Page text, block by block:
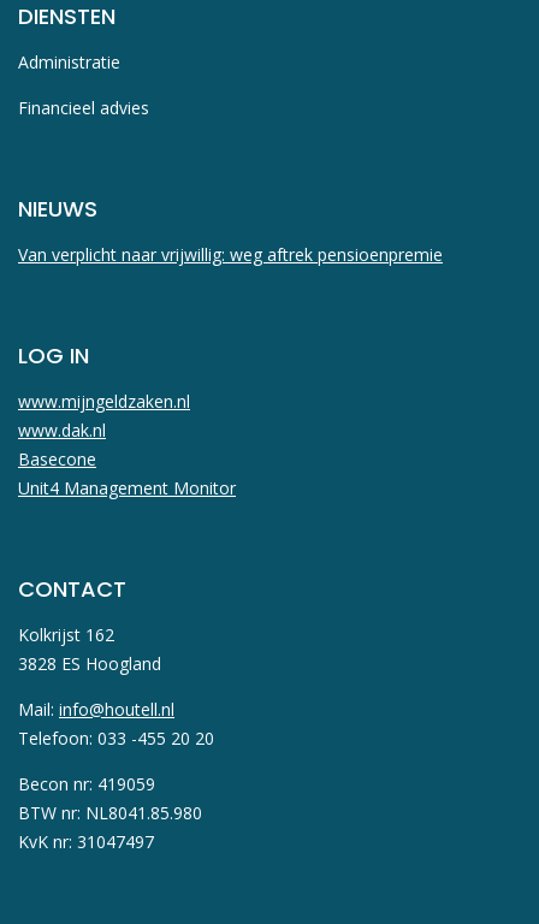
DIENSTEN
Administratie
Financieel advies
NIEUWS
Van verplicht naar vrijwillig: weg aftrek pensioenpremie
LOG IN
www.mijngeldzaken.nl
www.dak.nl
Basecone
Unit4 Management Monitor
CONTACT
Kolkrijst 162
3828 ES Hoogland
Mail: info@houtell.nl
Telefoon: 033 -455 20 20
Becon nr: 419059
BTW nr: NL8041.85.980
KvK nr: 31047497